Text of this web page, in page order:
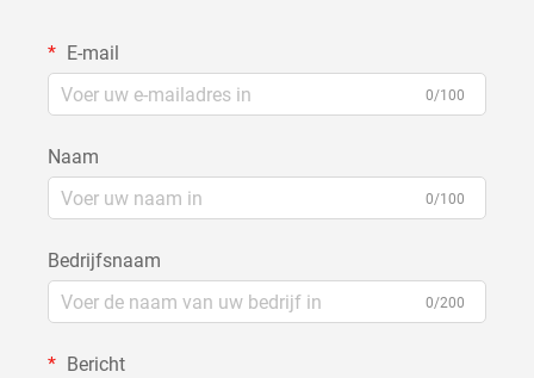
E-mail
0/100
Naam
0/100
Bedrijfsnaam
0/200
Bericht